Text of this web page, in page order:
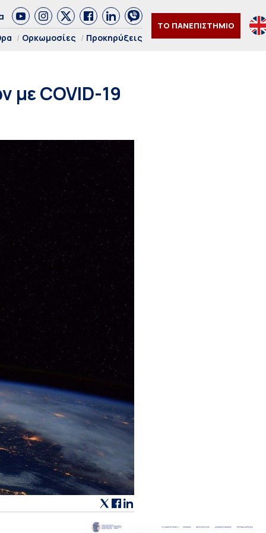
Ορκωμοσίες Προκηρύξεις
ΤΟ ΠΑΝΕΠΙΣΤΗΜΙΟ
με COVID-19